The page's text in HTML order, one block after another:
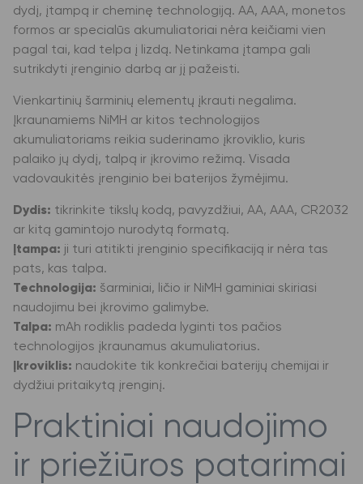
dydį, įtampą ir cheminę technologiją. AA, AAA, monetos
formos ar specialūs akumuliatoriai nėra keičiami vien
pagal tai, kad telpa į lizdą. Netinkama įtampa gali
sutrikdyti įrenginio darbą ar jį pažeisti.
Vienkartinių šarminių elementų įkrauti negalima.
Įkraunamiems NiMH ar kitos technologijos
akumuliatoriams reikia suderinamo įkroviklio, kuris
palaiko jų dydį, talpą ir įkrovimo režimą. Visada
vadovaukitės įrenginio bei baterijos žymėjimu.
Dydis: tikrinkite tikslų kodą, pavyzdžiui, AA, AAA, CR2032
ar kitą gamintojo nurodytą formatą.
Įtampa: ji turi atitikti įrenginio specifikaciją ir nėra tas
pats, kas talpa.
Technologija: šarminiai, ličio ir NiMH gaminiai skiriasi
naudojimu bei įkrovimo galimybe.
Talpa: mAh rodiklis padeda lyginti tos pačios
technologijos įkraunamus akumuliatorius.
Įkroviklis: naudokite tik konkrečiai baterijų chemijai ir
dydžiui pritaikytą įrenginį.
Praktiniai naudojimo
ir priežiūros patarimai